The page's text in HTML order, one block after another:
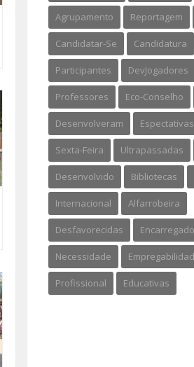
Agrupamento Reportagem
Candidatar-Se Candidatura
Participantes DevJogadores
Professores Eco-Conselho
Desenvolveram Espectativas
Sexta-Feira Ultrapassadas
Desenvolvido Bibliotecas
Internacional Alfarrobeira
Desfavorecidas
Necessidade
Profissional Educativas